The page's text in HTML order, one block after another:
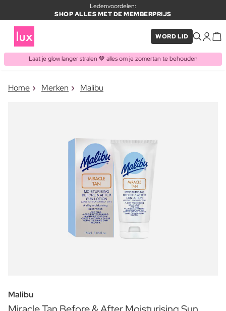
Ledenvoordelen:
SHOP ALLES MET DE MEMBERPRIJS
WORD LID
Laat je glow langer stralen 🤎 alles om je zomertan te behouden
ITEM TOEGEVOEGD AAN
Home Merken Malibu
Malibu